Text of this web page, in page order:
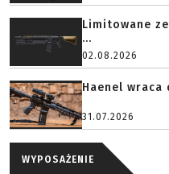
Limitowane
...
02.08.2026
Haenel wraca
31.07.2026
WYPOSAŻENIE